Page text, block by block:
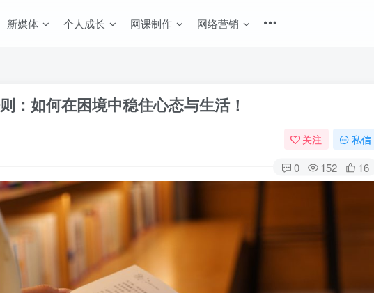
新媒体 个人成长 网课制作 网络营销
：如何在困境中稳住心态与生活！
关注 私信
0 152 16